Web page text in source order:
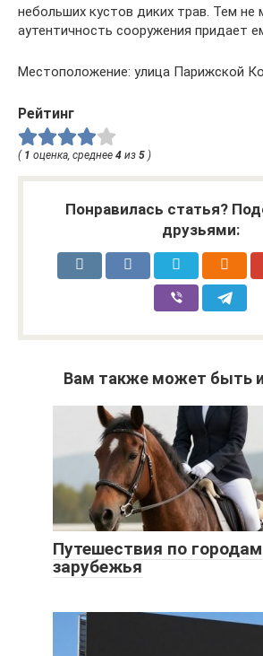
небольших кустов диких трав. Тем не
аутентичность сооружения придает
Местоположение: улица Парижской
Рейтинг
( 1 оценка, среднее 4 из 5 )
Понравилась статья?
друзьями:
Вам также может быть
Путешествия по
зарубежья